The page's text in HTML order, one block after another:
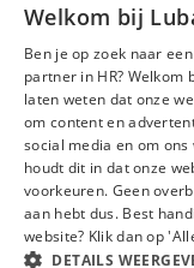
Werken bij Luba
Mijn Luba
Welkom bij
Ben je op zoek naar
partner in HR? Welkom
laten weten dat onze
om content en
social media en om
houdt dit in dat onze
voorkeuren. Geen
aan hebt dus. Best
website? Klik dan op
DETAILS